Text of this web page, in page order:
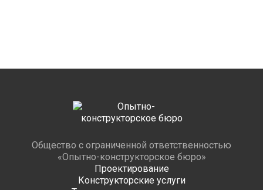
Общество с ограниченной ответственностью
«Опытно-конструкторское бюро»
Проектирование
Конструкторские услуги